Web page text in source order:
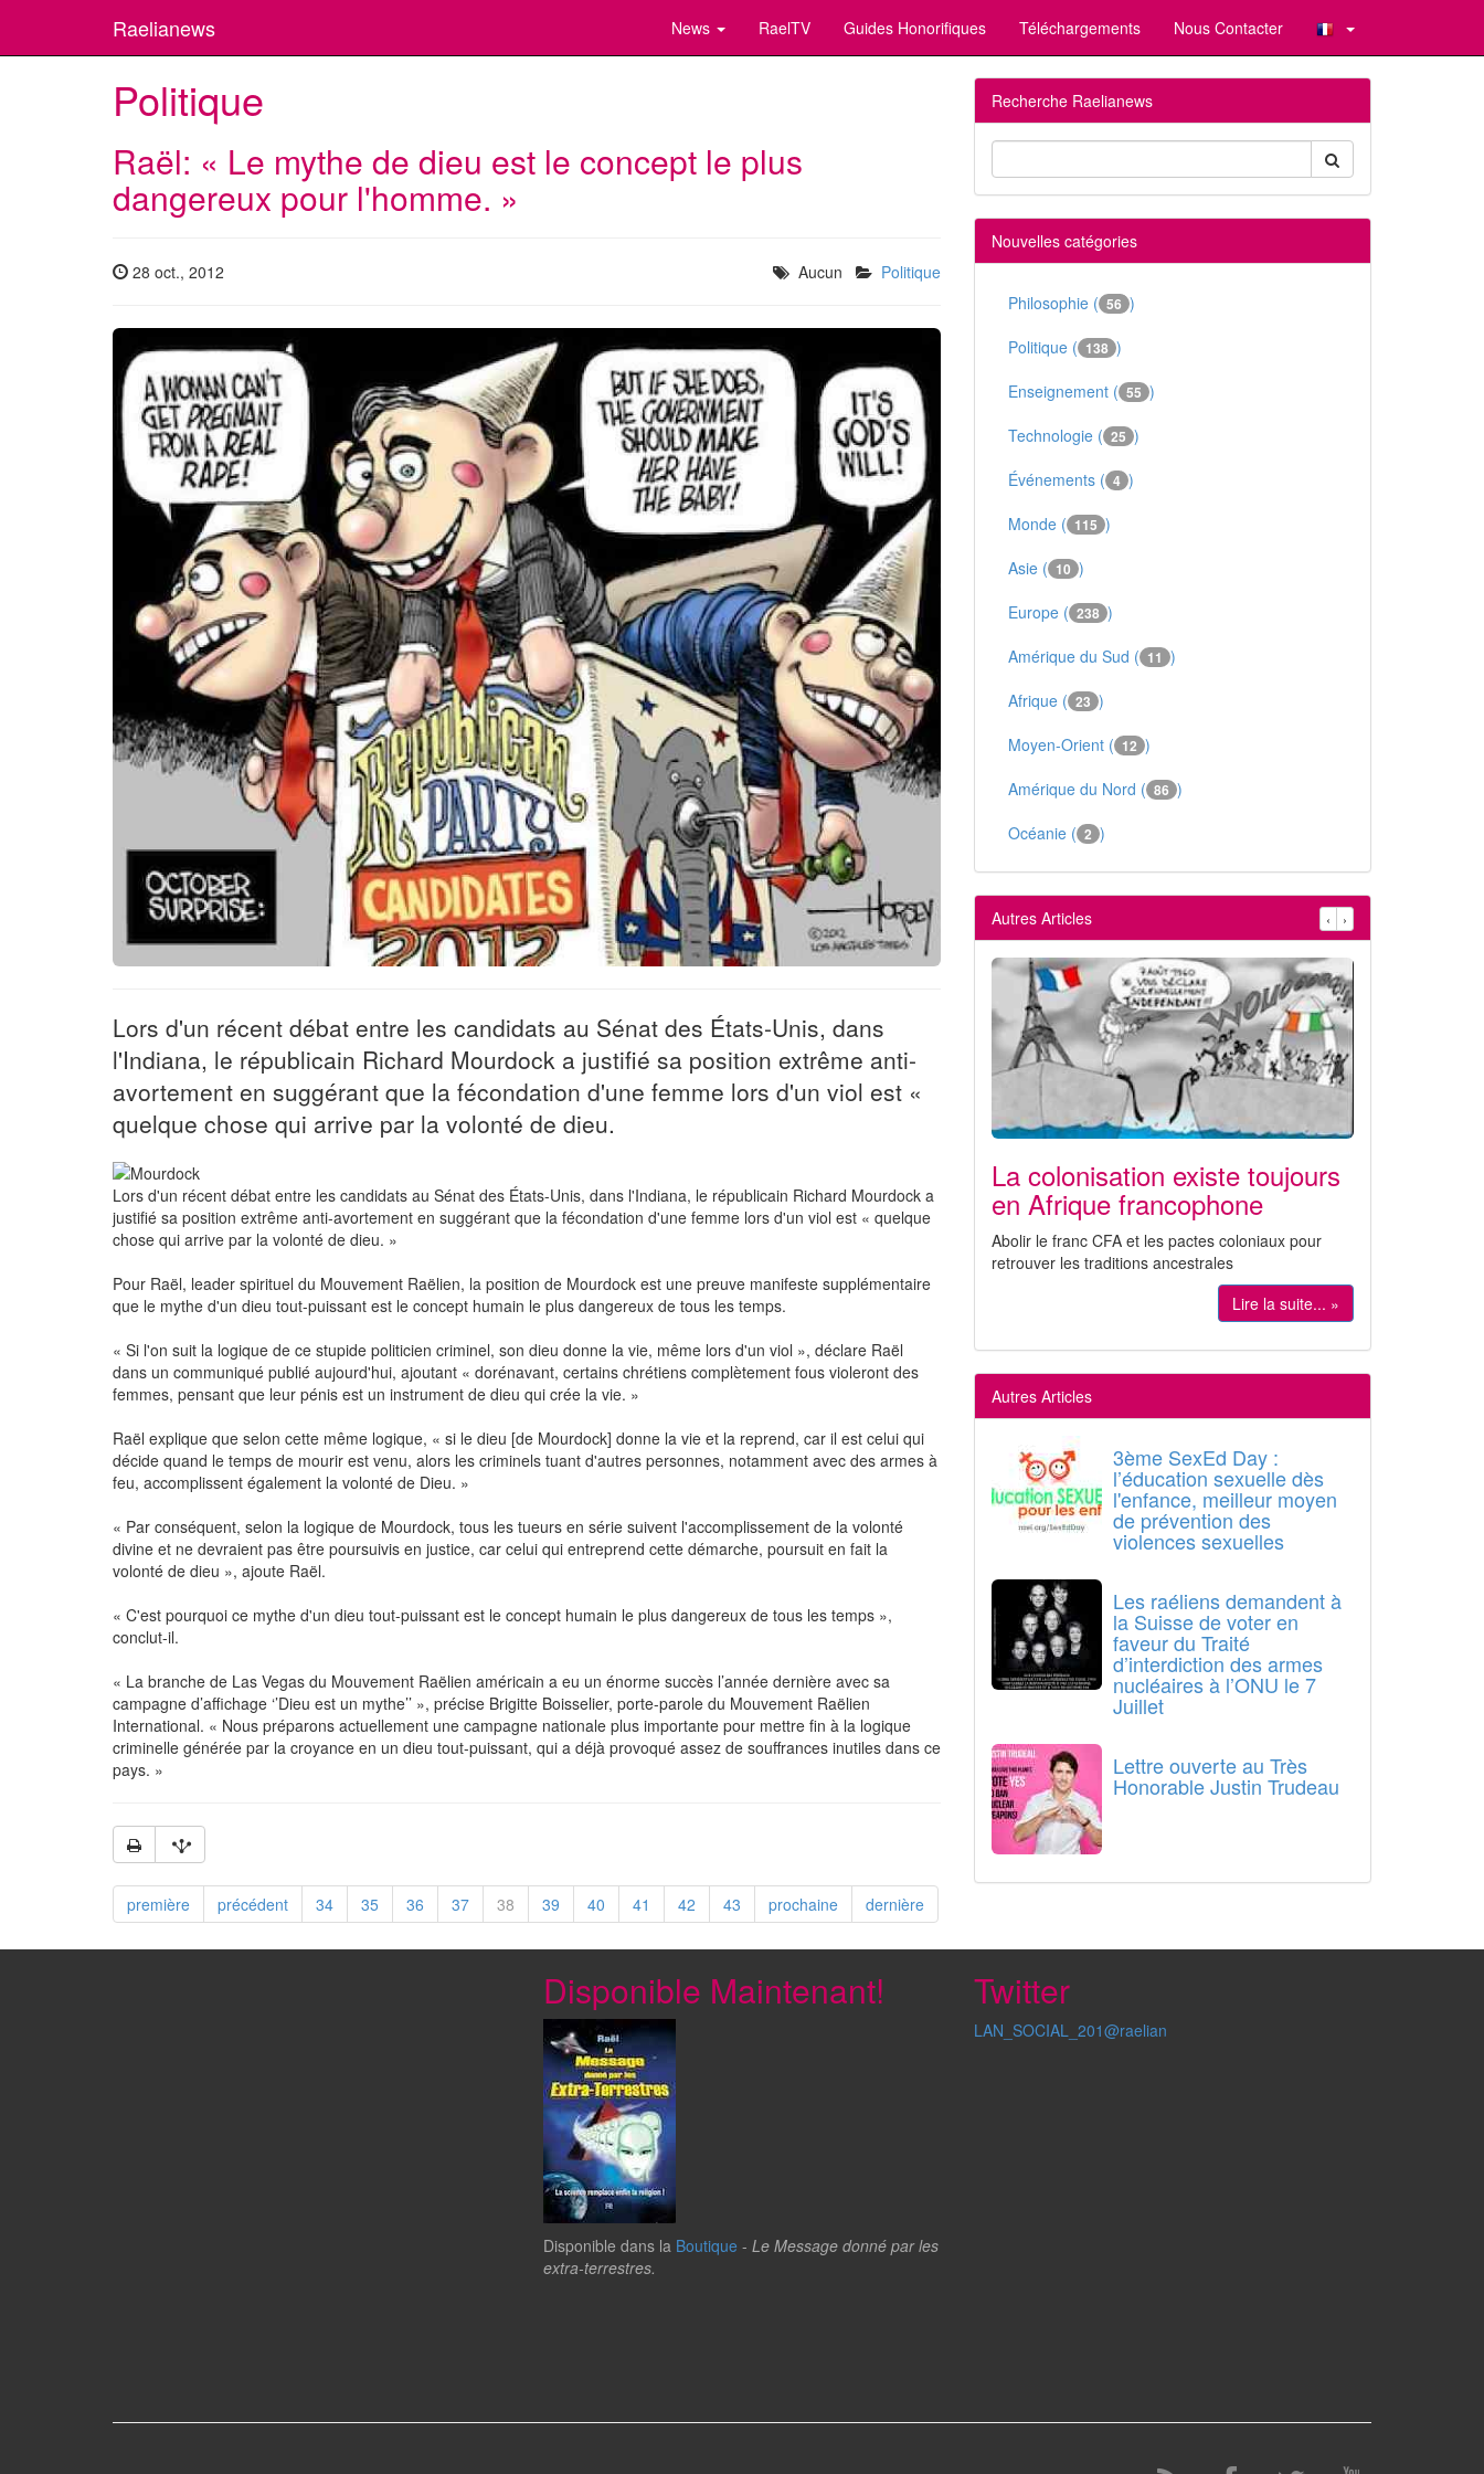
Raelianews News RaelTV Guides Honorifiques Téléchargements Nous Contacter
Politique
Raël: « Le mythe de dieu est le concept le plus
dangereux pour l'homme. »
28 oct., 2012 Aucun Politique
Lors d'un récent débat entre les candidats au Sénat des États-Unis, dans
l'Indiana, le républicain Richard Mourdock a justifié sa position extrême anti-
avortement en suggérant que la fécondation d'une femme lors d'un viol est «
quelque chose qui arrive par la volonté de dieu.
Lors d'un récent débat entre les candidats au Sénat des États-Unis, dans l'Indiana, le républicain Richard Mourdock a
justifié sa position extrême anti-avortement en suggérant que la fécondation d'une femme lors d'un viol est « quelque
chose qui arrive par la volonté de dieu. »
Pour Raël, leader spirituel du Mouvement Raëlien, la position de Mourdock est une preuve manifeste supplémentaire
que le mythe d'un dieu tout-puissant est le concept humain le plus dangereux de tous les temps.
« Si l'on suit la logique de ce stupide politicien criminel, son dieu donne la vie, même lors d'un viol », déclare Raël
dans un communiqué publié aujourd'hui, ajoutant « dorénavant, certains chrétiens complètement fous violeront des
femmes, pensant que leur pénis est un instrument de dieu qui crée la vie. »
Raël explique que selon cette même logique, « si le dieu [de Mourdock] donne la vie et la reprend, car il est celui qui
décide quand le temps de mourir est venu, alors les criminels tuant d'autres personnes, notamment avec des armes à
feu, accomplissent également la volonté de Dieu. »
« Par conséquent, selon la logique de Mourdock, tous les tueurs en série suivent l'accomplissement de la volonté
divine et ne devraient pas être poursuivis en justice, car celui qui entreprend cette démarche, poursuit en fait la
volonté de dieu », ajoute Raël.
« C'est pourquoi ce mythe d'un dieu tout-puissant est le concept humain le plus dangereux de tous les temps »,
conclut-il.
« La branche de Las Vegas du Mouvement Raëlien américain a eu un énorme succès l’année dernière avec sa
campagne d’affichage ‘’Dieu est un mythe’’ », précise Brigitte Boisselier, porte-parole du Mouvement Raëlien
International. « Nous préparons actuellement une campagne nationale plus importante pour mettre fin à la logique
criminelle générée par la croyance en un dieu tout-puissant, qui a déjà provoqué assez de souffrances inutiles dans ce
pays. »
première précédent 34 35 36 37 38 39 40 41 42 43 prochaine dernière
Recherche Raelianews
Nouvelles catégories
Philosophie ( 56 )
Politique ( 138 )
Enseignement ( 55 )
Technologie ( 25 )
Événements ( 4 )
Monde ( 115 )
Asie ( 10 )
Europe ( 238 )
Amérique du Sud ( 11 )
Afrique ( 23 )
Moyen-Orient ( 12 )
Amérique du Nord ( 86 )
Océanie ( 2 )
Autres Articles ‹ ›
La colonisation existe toujours
en Afrique francophone
Abolir le franc CFA et les pactes coloniaux pour
retrouver les traditions ancestrales
Lire la suite... »
Autres Articles
3ème SexEd Day :
l’éducation sexuelle dès
l'enfance, meilleur moyen
de prévention des
violences sexuelles
Les raéliens demandent à
la Suisse de voter en
faveur du Traité
d’interdiction des armes
nucléaires à l’ONU le 7
Juillet
Lettre ouverte au Très
Honorable Justin Trudeau
Disponible Maintenant!
Disponible dans la Boutique - Le Message donné par les
extra-terrestres.
Twitter
LAN_SOCIAL_201@raelian